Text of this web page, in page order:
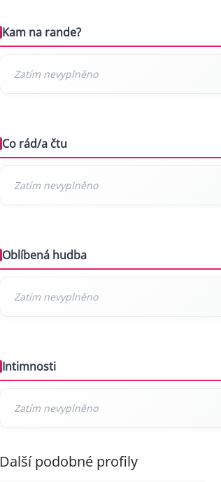
Kam na rande?
Co rád/a čtu
Oblíbená hudba
Intimnosti
Další podobné profily